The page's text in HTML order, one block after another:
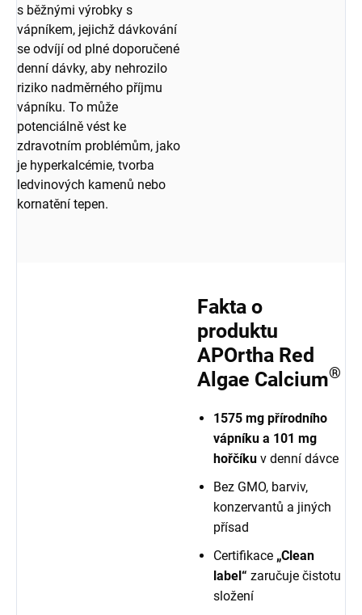
s běžnými výrobky s
vápníkem, jejichž dávkování
se odvíjí od plné doporučené
denní dávky, aby nehrozilo
riziko nadměrného příjmu
vápníku. To může
potenciálně vést ke
zdravotním problémům, jako
je hyperkalcémie, tvorba
ledvinových kamenů nebo
kornatění tepen.
Fakta o
produktu
APOrtha Red
Algae Calcium®
1575 mg přírodního
vápníku a 101 mg
hořčíku v denní dávce
Bez GMO, barviv,
konzervantů a jiných
přísad
Certifikace „Clean
label“ zaručuje čistotu
složení